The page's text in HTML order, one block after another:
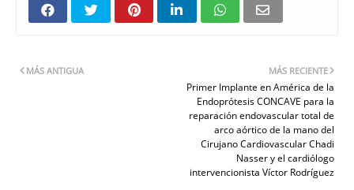
MÁS RECIENTE
Primer Implante en América de la
Endoprótesis CONCAVE para la
reparación endovascular total de
arco aórtico de la mano del
Cirujano Cardiovascular Chadi
Nasser y el cardiólogo
intervencionista Víctor Rodríguez
MÁS ANTIGUA